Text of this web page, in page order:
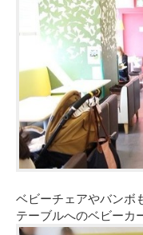
ベビーチェアやバンボ
テーブルへのベビーカ